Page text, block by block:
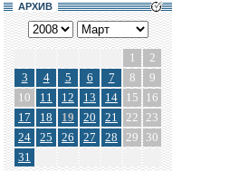
АРХИВ
1
2
3
4 5 6 7 8
9
10
11 12 13 14 15
16
17
18 19 20 21 22 23
24
25 26 27 28 29
30
31